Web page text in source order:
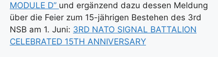
MODULE D” und ergän­zend dazu des­sen Mel­dung
über die Fei­er zum 15-jäh­ri­gen Bestehen des 3rd
NSB am 1. Juni: 3RD NATO SIGNAL BATTALION
CELEBRATED 15TH ANNIVERSARY